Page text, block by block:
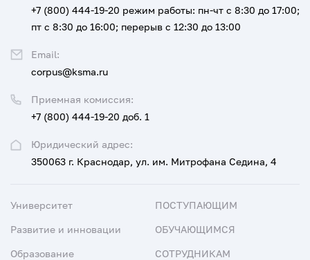
Юридический адрес:
350063 г. Краснодар, ул. им. Митрофана Седина, 4
Приемная комиссия:
+7 (800) 444-19-20 доб. 1
+7 (800) 444-19-20 режим работы: пн-чт с 8:30 до 17:00;
пт с 8:30 до 16:00; перерыв с 12:30 до 13:00
Email:
corpus@ksma.ru
Университет
Развитие и инновации
Образование
ПОСТУПАЮЩИМ
ОБУЧАЮЩИМСЯ
СОТРУДНИКАМ